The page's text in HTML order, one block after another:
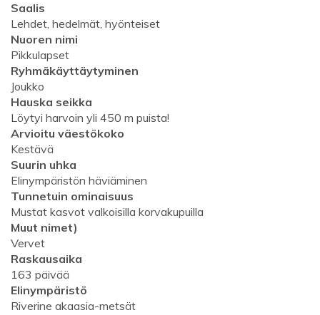
Saalis
Lehdet, hedelmät, hyönteiset
Nuoren nimi
Pikkulapset
Ryhmäkäyttäytyminen
Joukko
Hauska seikka
Löytyi harvoin yli 450 m puista!
Arvioitu väestökoko
Kestävä
Suurin uhka
Elinympäristön häviäminen
Tunnetuin ominaisuus
Mustat kasvot valkoisilla korvakupuilla
Muut nimet)
Vervet
Raskausaika
163 päivää
Elinympäristö
Riverine akaasia-metsät